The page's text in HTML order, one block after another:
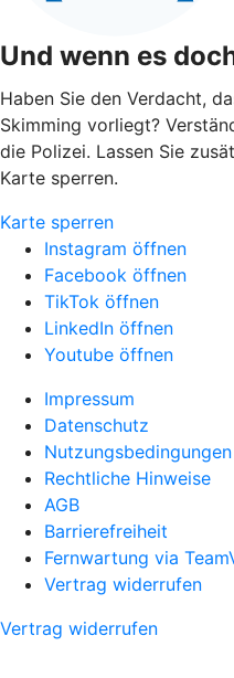
Und wenn es
Haben Sie den Verdacht,
Skimming vorliegt?
die Polizei. Lassen Sie
Karte sperren.
Karte sperren
Instagram öffnen
Facebook öffnen
TikTok öffnen
LinkedIn öffnen
Youtube öffnen
Impressum
Datenschutz
Nutzungsbedingungen
Rechtliche Hinweise
AGB
Barrierefreiheit
Fernwartung via
Vertrag widerrufen
Vertrag widerrufen